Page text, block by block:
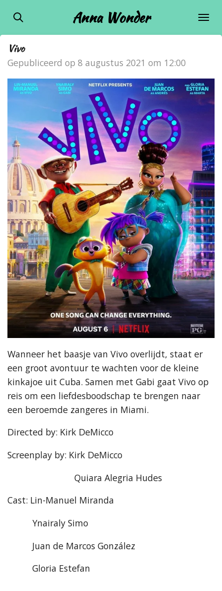
Ga
direct
de
hoofdinhoud
Anna Wonder
Vivo
Gepubliceerd op 8 augustus 2021 om 12:00
Wanneer het baasje van Vivo overlijdt, staat er
een groot avontuur te wachten voor de kleine
kinkajoe uit Cuba. Samen met Gabi gaat Vivo op
reis om een liefdesboodschap te brengen naar
een beroemde zangeres in Miami.
Directed by: Kirk DeMicco
Screenplay by: Kirk DeMicco
Quiara Alegria Hudes
Cast: Lin-Manuel Miranda
Ynairaly Simo
Juan de Marcos González
Gloria Estefan